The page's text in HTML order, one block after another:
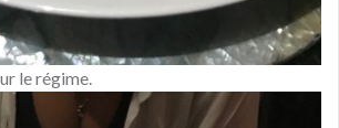
le régime.